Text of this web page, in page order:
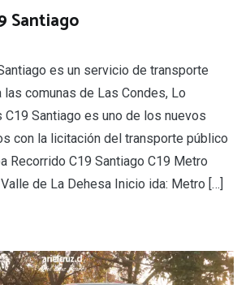
Santiago
es un servicio de transporte
las comunas de Las Condes, Lo
C19 Santiago es uno de los nuevos
con la licitación del transporte público
Recorrido C19 Santiago C19 Metro
de La Dehesa Inicio ida: Metro […]